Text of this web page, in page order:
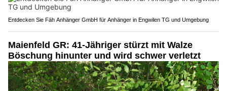
Entdecken Sie Fäh Anhänger GmbH für Anhänger in Engwilen TG und Umgebung
Maienfeld GR: 41-Jähriger stürzt mit Walze
Böschung hinunter und wird schwer verletzt